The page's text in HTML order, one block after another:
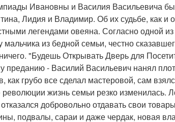
Ивановны и Василия Васильевича
Лидия и Владимир. Об их судьбе, как и
легендами овеяна. Согласно одной
мальчика из бедной семьи, честно
"Будешь Открывать Дверь для
преданию - Василий Васильевич нанял
как грубо все сделал мастеровой, сам
жизнь семьи резко изменилась.
добровольно отдавать свои
подвалы, сараи и даже чердак, новая